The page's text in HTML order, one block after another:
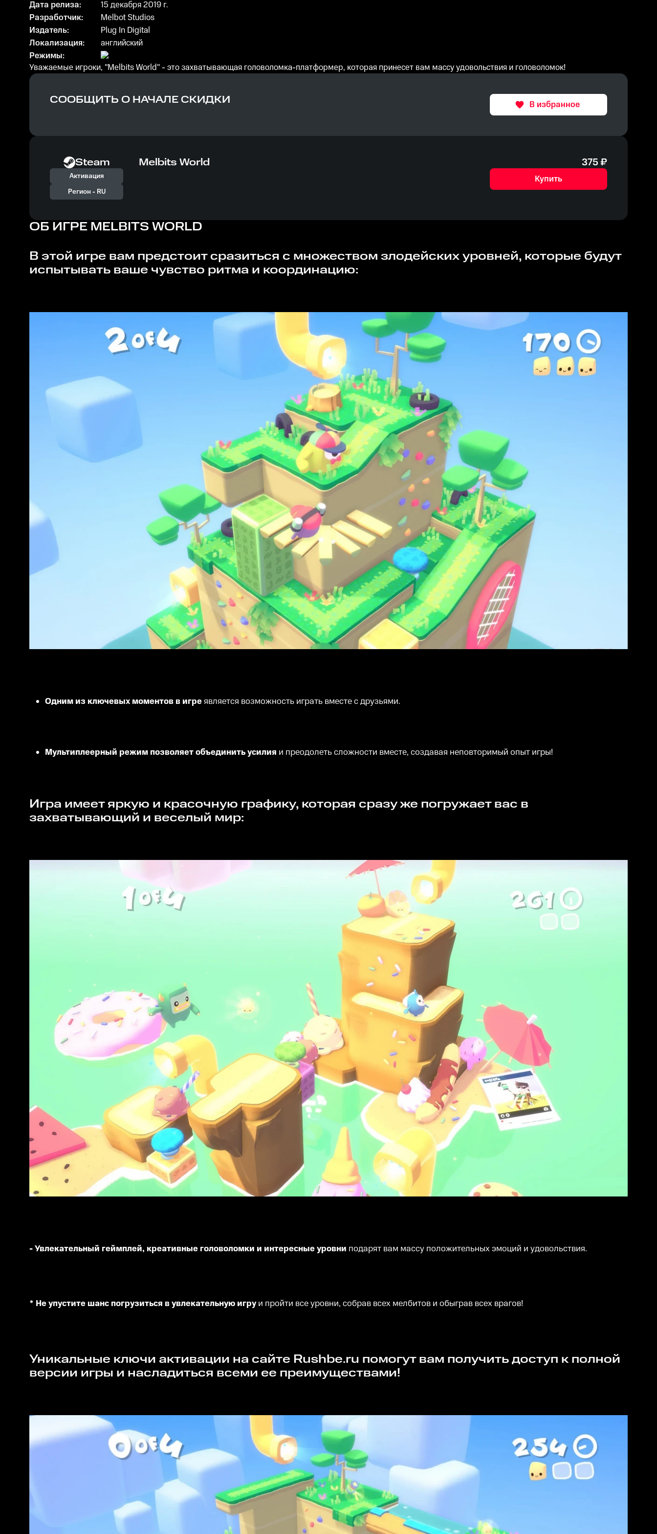
Дата релиза:
15 декабря 2019 г.
Разработчик:
Melbot Studios
Издатель:
Plug In Digital
Локализация:
английский
Режимы:
Уважаемые игроки, "Melbits World" - это захватывающая головоломка-платформер, которая принесет вам массу удовольствия и головоломок!
СООБЩИТЬ О НАЧАЛЕ СКИДКИ В избранное
Steam
Активация
Регион - RU
Melbits World 375₽
Купить
ОБ ИГРЕ MELBITS WORLD
В этой игре вам предстоит сразиться с множеством злодейских уровней, которые будут
испытывать ваше чувство ритма и координацию:
Одним из ключевых моментов в игреявляется возможность играть вместе с друзьями.
Мультиплеерный режим позволяет объединить усилия и преодолеть сложности вместе, создавая неповторимый опыт игры!
Игра имеет яркую и красочную графику, которая сразу же погружает вас в
захватывающий и веселый мир:
- Увлекательный геймплей, креативные головоломки и интересные уровни подарят вам массу положительных эмоций и удовольствия.
* Не упустите шанс погрузиться в увлекательную игруи пройти все уровни, собрав всех мелбитов и обыграв всех врагов!
Уникальные ключи активации на сайте Rushbe.ru помогут вам получить доступ к полной
версии игры и насладиться всеми ее преимуществами!